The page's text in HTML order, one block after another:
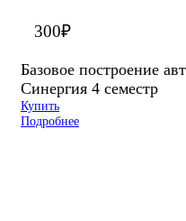
300₽
Базовое построение
Синергия 4 семестр
Купить
Подробнее